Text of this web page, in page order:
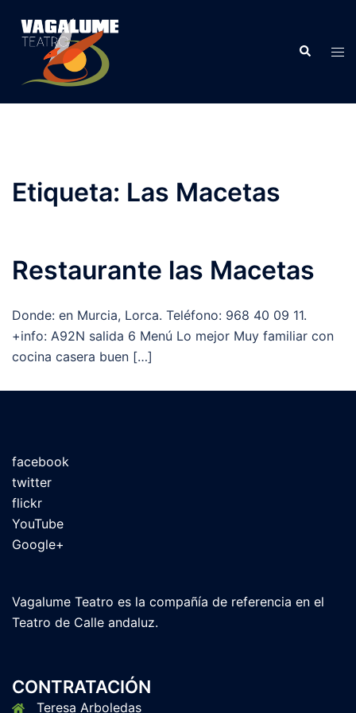
Etiqueta: Las Macetas
Restaurante las Macetas
Donde: en Murcia, Lorca. Teléfono: 968 40 09 11.
+info: A92N salida 6 Menú Lo mejor Muy familiar con
cocina casera buen […]
facebook
twitter
flickr
YouTube
Google+
Vagalume Teatro es la compañía de referencia en el
Teatro de Calle andaluz.
CONTRATACIÓN
Teresa Arboledas